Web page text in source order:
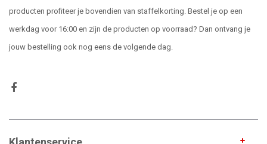
producten profiteer je bovendien van staffelkorting. Bestel je op een
werkdag voor 16:00 en zijn de producten op voorraad? Dan ontvang je
jouw bestelling ook nog eens de volgende dag.